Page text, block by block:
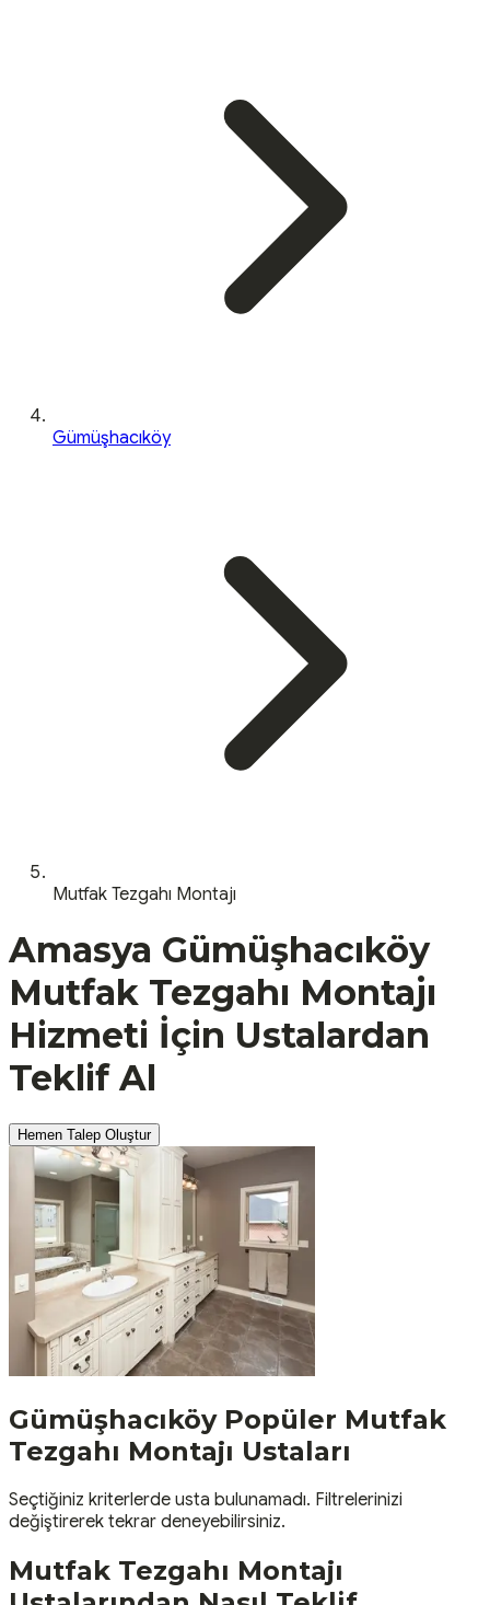
Gümüşhacıköy
Mutfak Tezgahı Montajı
Amasya Gümüşhacıköy
Mutfak Tezgahı Montajı
Hizmeti İçin Ustalardan
Teklif Al
Hemen Talep Oluştur
GümüşhacıköyPopüler Mutfak
Tezgahı Montajı Ustaları
Seçtiğiniz kriterlerde usta bulunamadı. Filtrelerinizi
değiştirerek tekrar deneyebilirsiniz.
Mutfak Tezgahı Montajı